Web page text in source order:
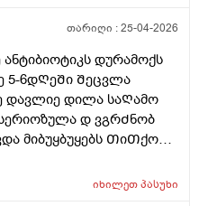
თარიღი :25-04-2026
დურამოქს
5-6დᲦეᲨი Შეცვლა
დავლიე დილა საᲦამო
დ ვგრᲫნობ
მიბუყბუყებს ᲗიᲗქოს
დაბლა არეᲨი
იხილეთპასუხი